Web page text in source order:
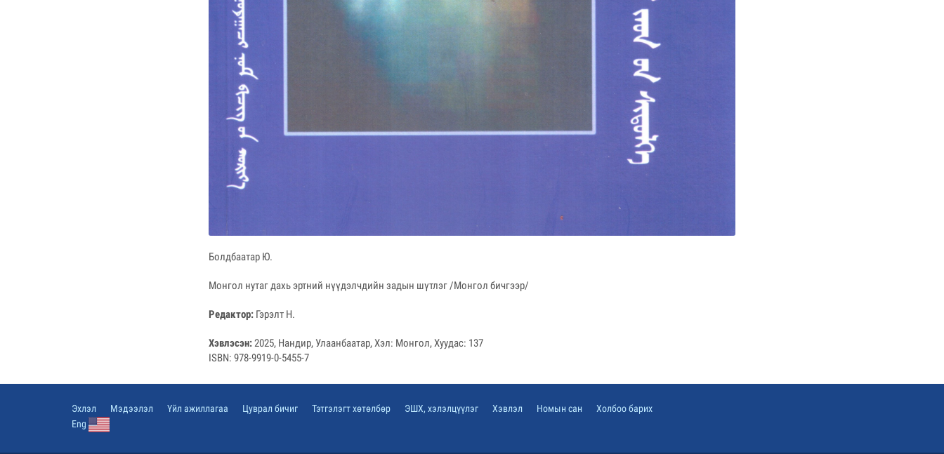
Болдбаатар Ю.
Монгол нутаг дахь эртний нүүдэлчдийн задын шүтлэг /Монгол бичгээр/
Редактор: Гэрэлт Н.
Хэвлэсэн:2025, Нандир, Улаанбаатар, Хэл: Монгол, Хуудас: 137
ISBN: 978-9919-0-5455-7
Эхлэл Мэдээлэл Үйл ажиллагаа Цуврал бичиг Тэтгэлэгт хөтөлбөр ЭШХ, хэлэлцүүлэг Хэвлэл Номын сан
Холбоо барих
Eng